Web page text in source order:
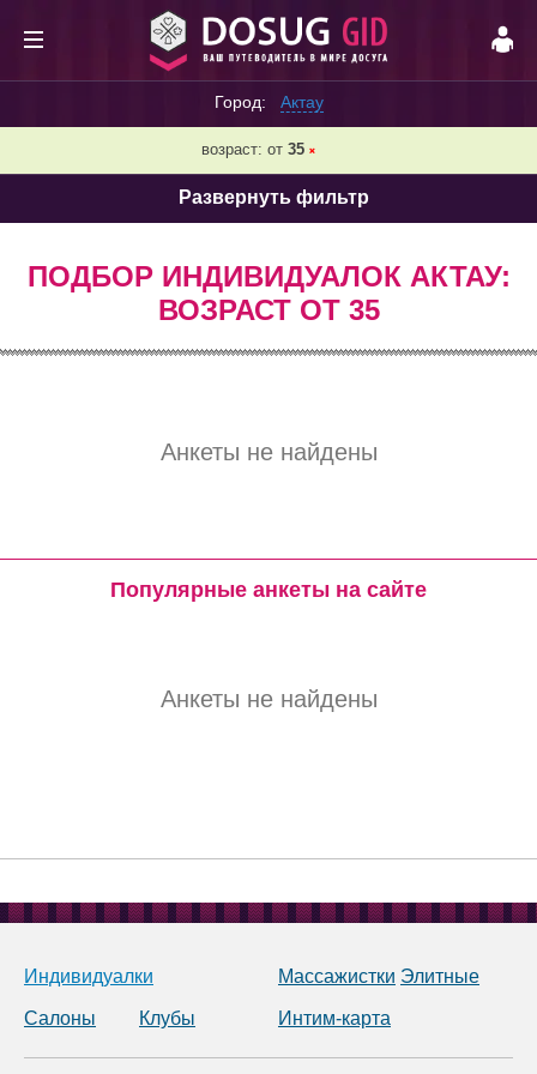
Город: Актау
возраст: от 35 ❌
Развернуть фильтр
ПОДБОР ИНДИВИДУАЛОК АКТАУ:
ВОЗРАСТ ОТ 35
Анкеты не найдены
Популярные анкеты на сайте
Анкеты не найдены
Индивидуалки
Салоны Клубы
Массажистки Элитные
Интим-карта